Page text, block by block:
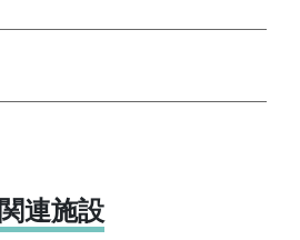
関連施設